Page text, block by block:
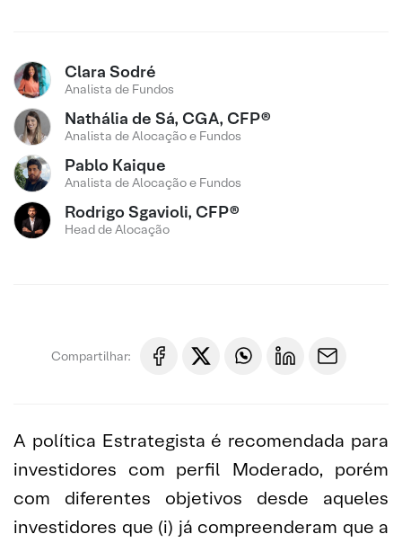
Clara Sodré
Analista de Fundos
Nathália de Sá, CGA, CFP®
Analista de Alocação e Fundos
Pablo Kaique
Analista de Alocação e Fundos
Rodrigo Sgavioli, CFP®
Head de Alocação
Compartilhar:
A política Estrategista é recomendada para
investidores com perfil Moderado, porém
com diferentes objetivos desde aqueles
investidores que (i) já compreenderam que a